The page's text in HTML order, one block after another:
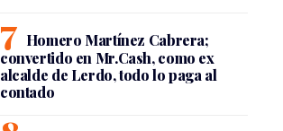
Homero Martínez Cabrera;
convertido en Mr.Cash, como ex
alcalde de Lerdo, todo lo paga al
contado